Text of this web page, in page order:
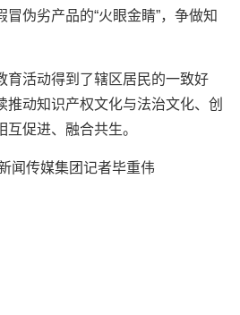
伪劣产品的“火眼金睛”，争做知
育活动得到了辖区居民的一致好
推动知识产权文化与法治文化、创
促进、融合共生。
闻传媒集团记者毕重伟